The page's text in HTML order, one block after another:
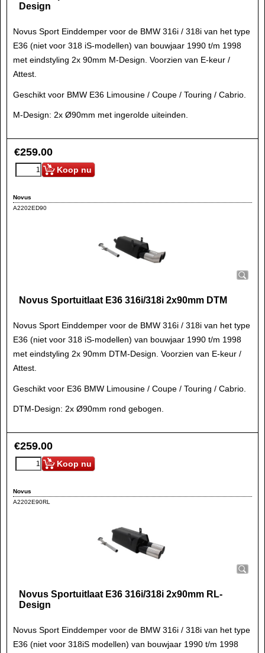
Design
Novus Sport Einddemper voor de BMW 316i / 318i van het type
E36 (niet voor 318 iS-modellen) van bouwjaar 1990 t/m 1998
met eindstyling 2x 90mm M-Design. Voorzien van E-keur /
Attest.
Geschikt voor BMW E36 Limousine / Coupe / Touring / Cabrio.
M-Design: 2x Ø90mm met ingerolde uiteinden.
€259.00
Koop nu
Novus
A2202ED90
Novus Sportuitlaat E36 316i/318i 2x90mm DTM
Novus Sport Einddemper voor de BMW 316i / 318i van het type
E36 (niet voor 318 iS-modellen) van bouwjaar 1990 t/m 1998
met eindstyling 2x 90mm DTM-Design. Voorzien van E-keur /
Attest.
Geschikt voor E36 BMW Limousine / Coupe / Touring / Cabrio.
DTM-Design: 2x Ø90mm rond gebogen.
€259.00
Koop nu
Novus
A2202E90RL
Novus Sportuitlaat E36 316i/318i 2x90mm RL-
Design
Novus Sport Einddemper voor de BMW 316i / 318i van het type
E36 (niet voor 318iS modellen) van bouwjaar 1990 t/m 1998